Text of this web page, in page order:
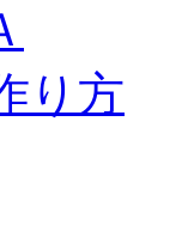
り方